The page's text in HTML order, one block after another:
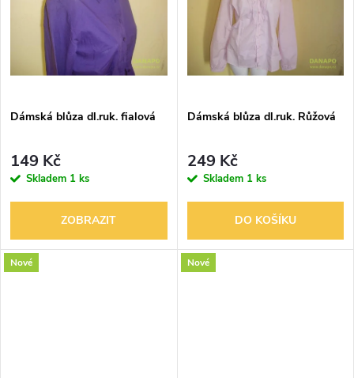
t
ů
t
ů
Dámská blůza dl.ruk. fialová
149 Kč
Skladem 1 ks
ZOBRAZIT
Dámská blůza dl.ruk. Růžová
249 Kč
Skladem 1 ks
DO KOŠÍKU
Nové Nové